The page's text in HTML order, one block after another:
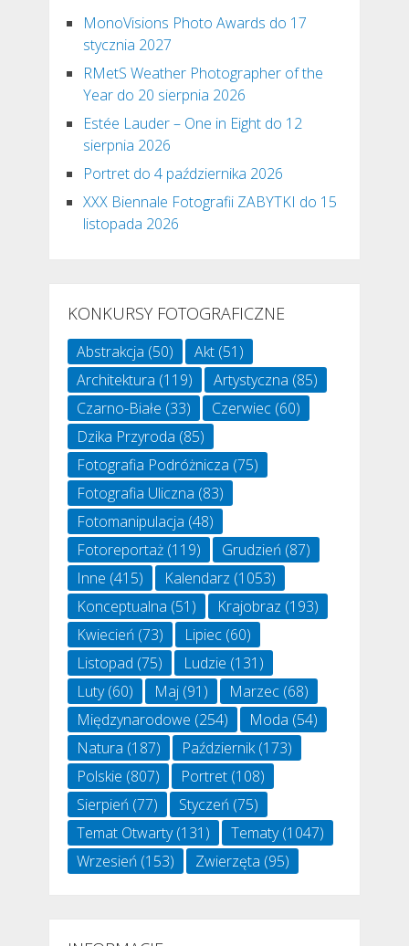
MonoVisions Photo Awards do 17
stycznia 2027
RMetS Weather Photographer of the
Year do 20 sierpnia 2026
Estée Lauder – One in Eight do 12
sierpnia 2026
Portret do 4 października 2026
XXX Biennale Fotografii ZABYTKI do 15
listopada 2026
KONKURSY FOTOGRAFICZNE
Abstrakcja (50) Akt(51)
Architektura (119) Artystyczna (85)
Czarno-Białe (33) Czerwiec(60)
Dzika Przyroda (85)
Fotografia Podróżnicza (75)
Fotografia Uliczna (83)
Fotomanipulacja (48)
Fotoreportaż(119) Grudzień(87)
Inne (415) Kalendarz (1053)
Konceptualna (51) Krajobraz (193)
Kwiecień(73) Lipiec(60)
Listopad (75) Ludzie (131)
Luty(60) Maj(91) Marzec(68)
Międzynarodowe (254) Moda (54)
Natura (187) Październik(173)
Polskie (807) Portret(108)
Sierpień(77) Styczeń(75)
Temat Otwarty(131) Tematy(1047)
Wrzesień(153) Zwierzęta (95)